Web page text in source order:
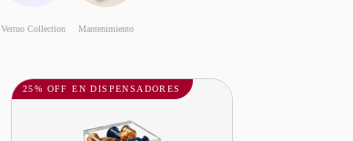
Vertuo Collection Mantenimiento
25% OFF EN DISPENSADORES